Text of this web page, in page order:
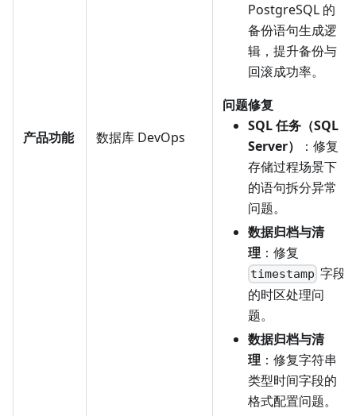
产品功能 数据库 DevOps
PostgreSQL 的
备份语句生成逻
辑，提升备份与
回滚成功率。
问题修复
SQL 任务（SQL
Server）
：修复
存储过程场景下
的语句拆分异常
问题。
数据归档与清
理 ：修复
timestamp 字段
的时区处理问
题。
数据归档与清
理 ：修复字符串
类型时间字段的
格式配置问题。